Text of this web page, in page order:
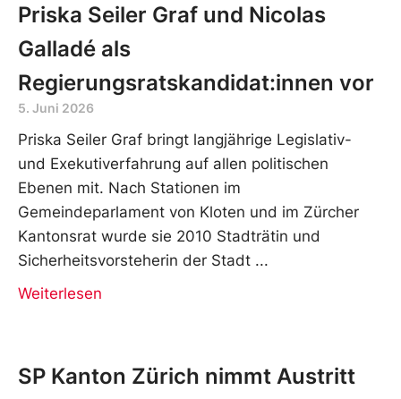
Priska Seiler Graf und Nicolas
Galladé als
Regierungsratskandidat:innen vor
5. Juni 2026
Priska Seiler Graf bringt langjährige Legislativ-
und Exekutiverfahrung auf allen politischen
Ebenen mit. Nach Stationen im
Gemeindeparlament von Kloten und im Zürcher
Kantonsrat wurde sie 2010 Stadträtin und
Sicherheitsvorsteherin der Stadt
Weiterlesen
SP Kanton Zürich nimmt Austritt